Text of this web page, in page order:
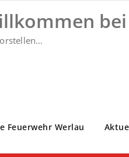
Feuerwehr Werlau